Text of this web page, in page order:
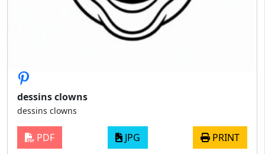
dessins clowns
dessins clowns
PDF JPG PRINT